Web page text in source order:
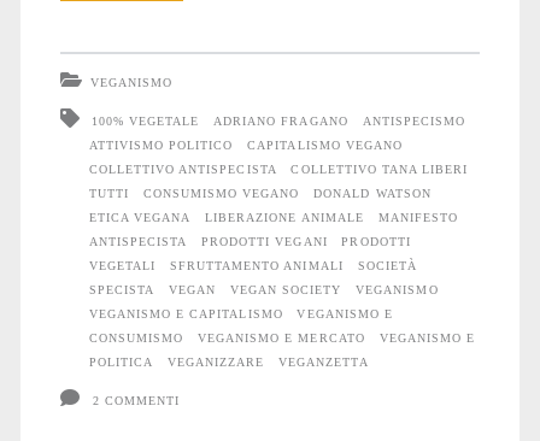
VEGANISMO
100% VEGETALE ADRIANO FRAGANO
ANTISPECISMO
ATTIVISMO POLITICO
CAPITALISMO VEGANO
COLLETTIVO ANTISPECISTA
COLLETTIVO TANA LIBERI
TUTTI
CONSUMISMO VEGANO
DONALD WATSON
ETICA VEGANA
LIBERAZIONE ANIMALE
MANIFESTO
ANTISPECISTA
PRODOTTI VEGANI
PRODOTTI
VEGETALI
SFRUTTAMENTO ANIMALI
SOCIETÀ
SPECISTA
VEGAN VEGAN SOCIETY
VEGANISMO
VEGANISMO E CAPITALISMO
VEGANISMO E
CONSUMISMO
VEGANISMO E MERCATO
VEGANISMO E
POLITICA
VEGANIZZARE VEGANZETTA
2 COMMENTI